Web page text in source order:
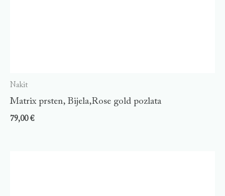
Nakit
Matrix prsten, Bijela,Rose gold pozlata
79,00€